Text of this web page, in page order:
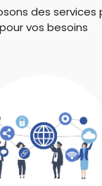
des services
pour vos besoins